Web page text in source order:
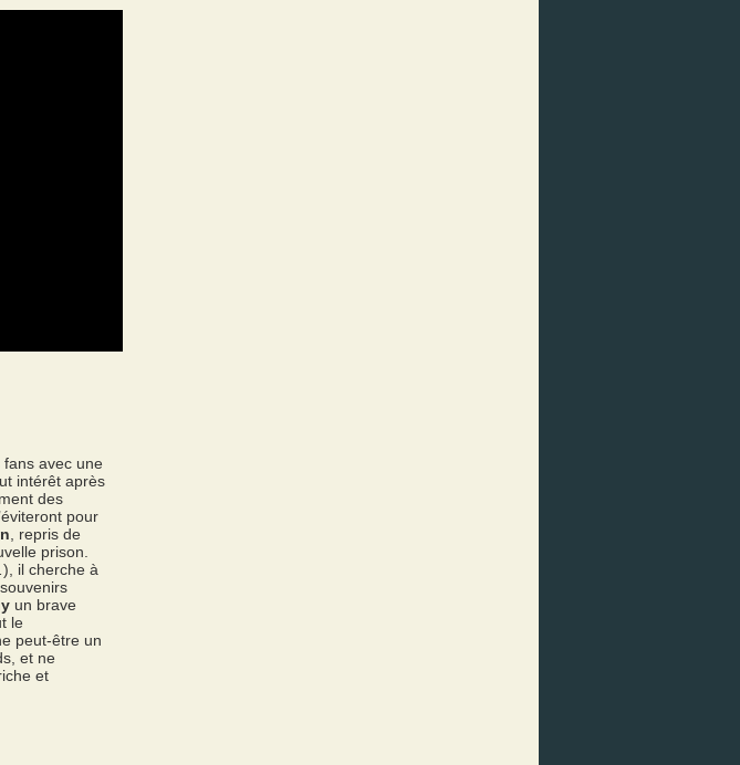
fans avec une
intérêt après
des
pour
, repris de
prison.
il cherche à
un brave
le
peut-être un
et ne
et